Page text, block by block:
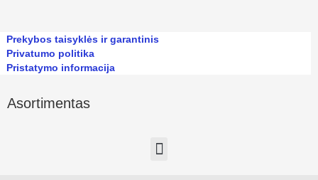
Prekybos taisyklės ir garantinis
Privatumo politika
Pristatymo informacija
Asortimentas